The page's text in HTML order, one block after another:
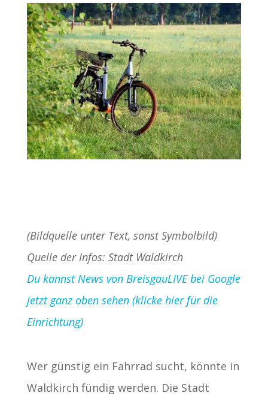
(Bildquelle unter Text, sonst Symbolbild)
Quelle der Infos: Stadt Waldkirch
Du kannst News von BreisgauLIVE bei Google
jetzt ganz oben sehen (klicke hier für die
Einrichtung)
Wer günstig ein Fahrrad sucht, könnte in
Waldkirch fündig werden. Die Stadt